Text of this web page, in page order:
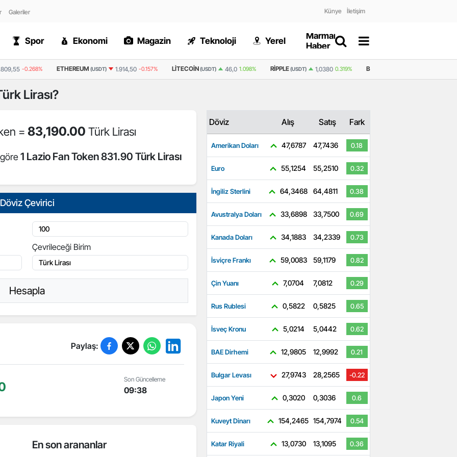
Galeriler Künye İletişim
Spor Ekonomi Magazin Teknoloji Yerel
Marmaris
Haber
-0.268% ETHEREUM (USDT) 1.914,50 -0.157% LITECOIN(USDT) 46,0 1.098% RIPPLE(USDT) 1,0380 0.319% BNB
Lirası?
= 83,190.00 Türk Lirası
1 Lazio Fan Token 831.90 Türk Lirası
Döviz Çevirici
Çevrileceği Birim
Hesapla
Paylaş:
Son Güncelleme
09:38
En son arananlar
Döviz Alış Satış Fark
Amerikan Doları 47,6787 47,7436 0.18
Euro 55,1254 55,2510 0.32
İngiliz Sterlini 64,3468 64,4811 0.38
Avustralya Doları 33,6898 33,7500 0.69
Kanada Doları 34,1883 34,2339 0.73
İsviçre Frankı 59,0083 59,1179 0.82
Çin Yuanı 7,0704 7,0812 0.29
Rus Rublesi 0,5822 0,5825 0.65
İsveç Kronu 5,0214 5,0442 0.62
BAE Dirhemi 12,9805 12,9992 0.21
Bulgar Levası 27,9743 28,2565 -0.22
Japon Yeni 0,3020 0,3036 0.6
Kuveyt Dinarı 154,2465 154,7974 0.54
Katar Riyali 13,0730 13,1095 0.36